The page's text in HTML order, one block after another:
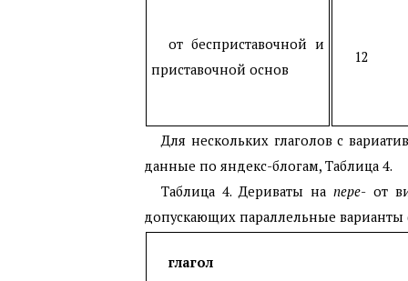
от бесприставочной и
приставочной основ
12
Для нескольких глаголов с
данные по яндекс-блогам, Таблица 4.
Таблица 4. Дериваты напере- от
допускающих параллельные варианты
глагол